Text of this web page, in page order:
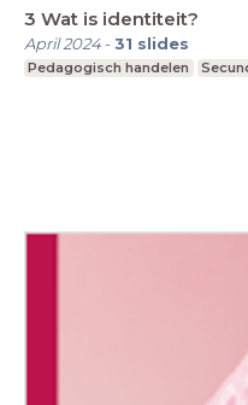
3 Wat is identiteit?
April 2024-31 slides
Pedagogisch handelen